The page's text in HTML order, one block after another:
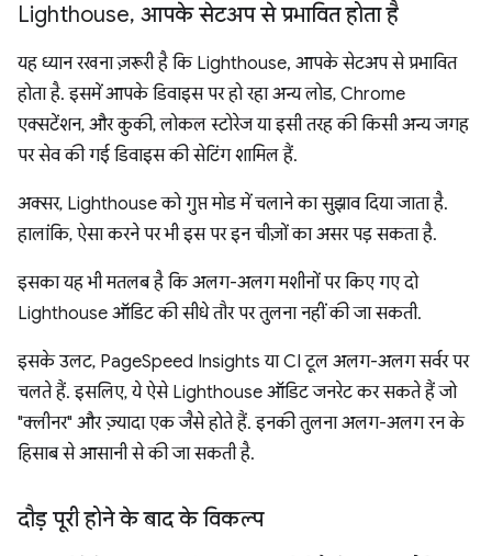
Lighthouse, आपके सेटअप से प्रभावित होता है
यह ध्यान रखना ज़रूरी है कि Lighthouse, आपके सेटअप से प्रभावित
होता है. इसमें आपके डिवाइस पर हो रहा अन्य लोड, Chrome
एक्सटेंशन, और कुकी, लोकल स्टोरेज या इसी तरह की किसी अन्य जगह
पर सेव की गई डिवाइस की सेटिंग शामिल हैं.
अक्सर, Lighthouse को गुप्त मोड में चलाने का सुझाव दिया जाता है.
हालांकि, ऐसा करने पर भी इस पर इन चीज़ों का असर पड़ सकता है.
इसका यह भी मतलब है कि अलग-अलग मशीनों पर किए गए दो
Lighthouse ऑडिट की सीधे तौर पर तुलना नहीं की जा सकती.
इसके उलट, PageSpeed Insights या CI टूल अलग-अलग सर्वर पर
चलते हैं. इसलिए, ये ऐसे Lighthouse ऑडिट जनरेट कर सकते हैं जो
"क्लीनर" और ज़्यादा एक जैसे होते हैं. इनकी तुलना अलग-अलग रन के
हिसाब से आसानी से की जा सकती है.
दौड़ पूरी होने के बाद के विकल्प